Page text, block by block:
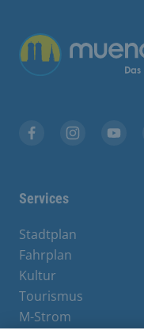
Services
Stadtplan
Fahrplan
Kultur
Tourismus
M-Strom